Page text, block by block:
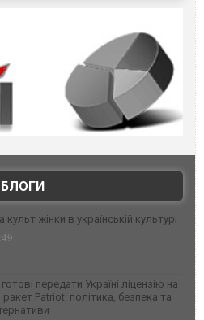
БЛОГИ
жінки в українській культурі
передати Україні ліцензію на
Patriot: політика, безпека та